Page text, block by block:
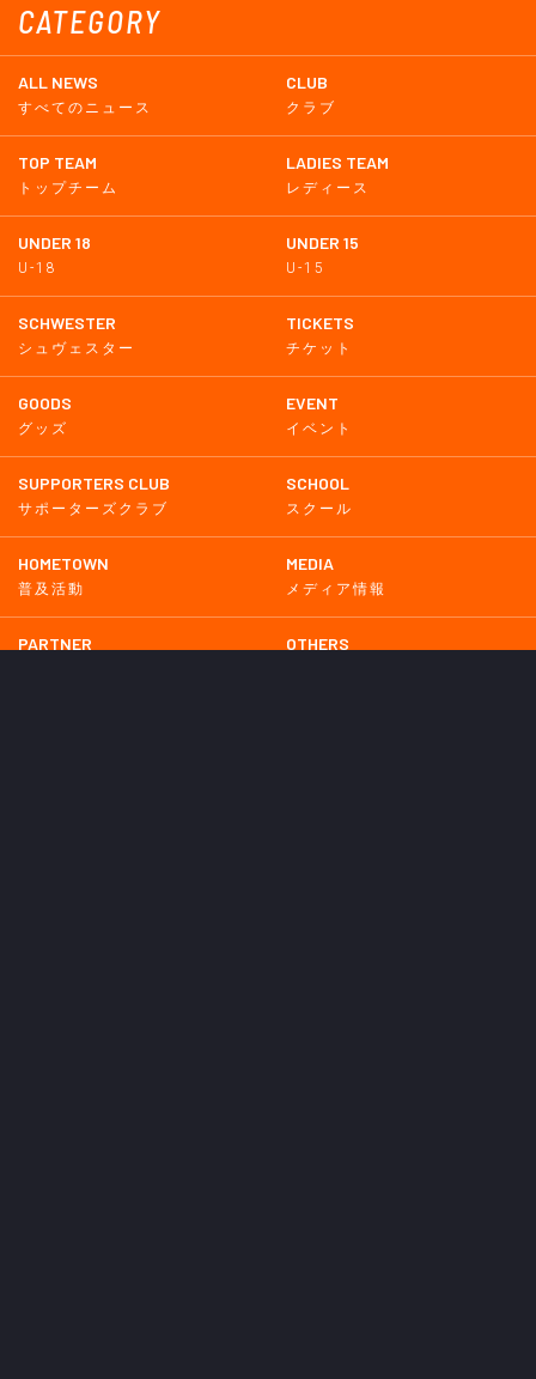
CATEGORY
ALL NEWS
すべてのニュース
CLUB
クラブ
TOP TEAM
トップチーム
LADIES TEAM
レディース
UNDER 18
U-18
UNDER 15
U-15
SCHWESTER
シュヴェスター
TICKETS
チケット
GOODS
グッズ
EVENT
イベント
SUPPORTERS CLUB
サポーターズクラブ
SCHOOL
スクール
HOMETOWN
普及活動
MEDIA
メディア情報
PARTNER OTHERS